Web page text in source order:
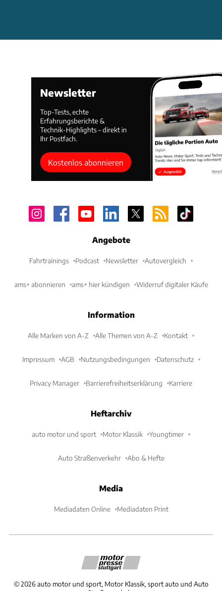
Newsletter
Top-Tests, echte
Erfahrungsberichte &
Technik-Highlights – direkt in
Ihr Postfach.
Kostenlos abonnieren
Angebote
Fahrtrainings Podcast Newsletter Autovergleich
ams+ abonnieren ams+ hier kündigen Widerruf digitaler Käufe
Information
Alle Marken von A-Z Alle Themen von A-Z Kontakt
Impressum AGB Nutzungsbedingungen Datenschutz
Privacy Manager Barrierefreiheitserklärung Karriere
Heftarchiv
auto motor und sport Motor Klassik Youngtimer
Auto Straßenverkehr Abo & Hefte
Media
Mediadaten Online Mediadaten Print
©2026 auto motor und sport, Motor Klassik, sport auto und Auto